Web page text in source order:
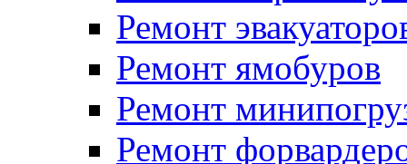
Ремонт
Ремонт ямобуров
Ремонт
Ремонт